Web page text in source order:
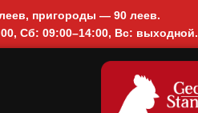
пригороды — 90 леев.
Сб: 09:00–14:00, Вс: выходной.